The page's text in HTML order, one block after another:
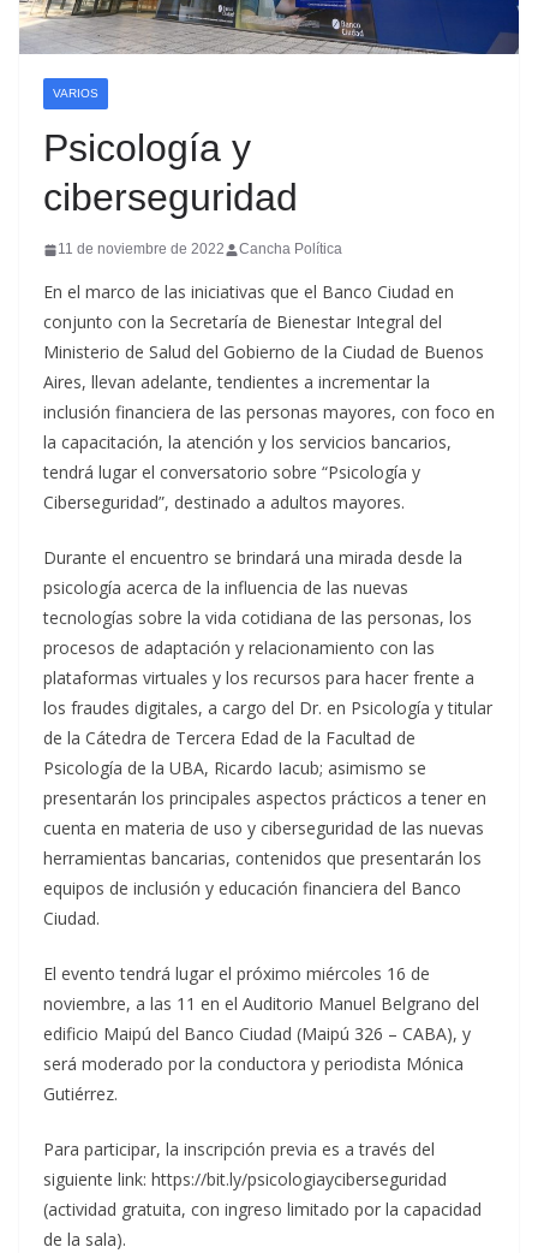
VARIOS
Psicología y
ciberseguridad
11 de noviembre de 2022 Cancha Política
En el marco de las iniciativas que el Banco Ciudad en
conjunto con la Secretaría de Bienestar Integral del
Ministerio de Salud del Gobierno de la Ciudad de Buenos
Aires, llevan adelante, tendientes a incrementar la
inclusión financiera de las personas mayores, con foco en
la capacitación, la atención y los servicios bancarios,
tendrá lugar el conversatorio sobre “Psicología y
Ciberseguridad”, destinado a adultos mayores.
Durante el encuentro se brindará una mirada desde la
psicología acerca de la influencia de las nuevas
tecnologías sobre la vida cotidiana de las personas, los
procesos de adaptación y relacionamiento con las
plataformas virtuales y los recursos para hacer frente a
los fraudes digitales, a cargo del Dr. en Psicología y titular
de la Cátedra de Tercera Edad de la Facultad de
Psicología de la UBA, Ricardo Iacub; asimismo se
presentarán los principales aspectos prácticos a tener en
cuenta en materia de uso y ciberseguridad de las nuevas
herramientas bancarias, contenidos que presentarán los
equipos de inclusión y educación financiera del Banco
Ciudad.
El evento tendrá lugar el próximo miércoles 16 de
noviembre, a las 11 en el Auditorio Manuel Belgrano del
edificio Maipú del Banco Ciudad (Maipú 326 – CABA), y
será moderado por la conductora y periodista Mónica
Gutiérrez.
Para participar, la inscripción previa es a través del
siguiente link: https://bit.ly/psicologiayciberseguridad
(actividad gratuita, con ingreso limitado por la capacidad
de la sala).